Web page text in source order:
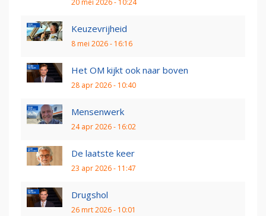
20 mei 2026 - 10:24
Keuzevrijheid
8 mei 2026 - 16:16
Het OM kijkt ook naar boven
28 apr 2026 - 10:40
Mensenwerk
24 apr 2026 - 16:02
De laatste keer
23 apr 2026 - 11:47
Drugshol
26 mrt 2026 - 10:01